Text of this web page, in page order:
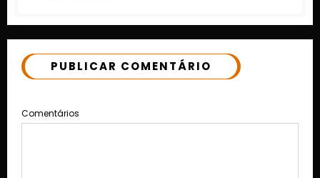
PUBLICAR COMENTÁRIO
Comentários